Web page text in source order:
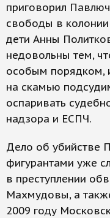
приговорил
свободы в
дети Анны
недовольны тем,
особым порядком,
на скамью
оспаривать
надзора и ЕСПЧ.
Дело об убийстве
фигурантами уже
в преступлении
Махмудовы, а
2009 году